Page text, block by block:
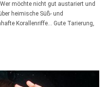
möchte nicht gut austariert und
heimische Süß- und
Korallenriffe… Gute Tarierung,